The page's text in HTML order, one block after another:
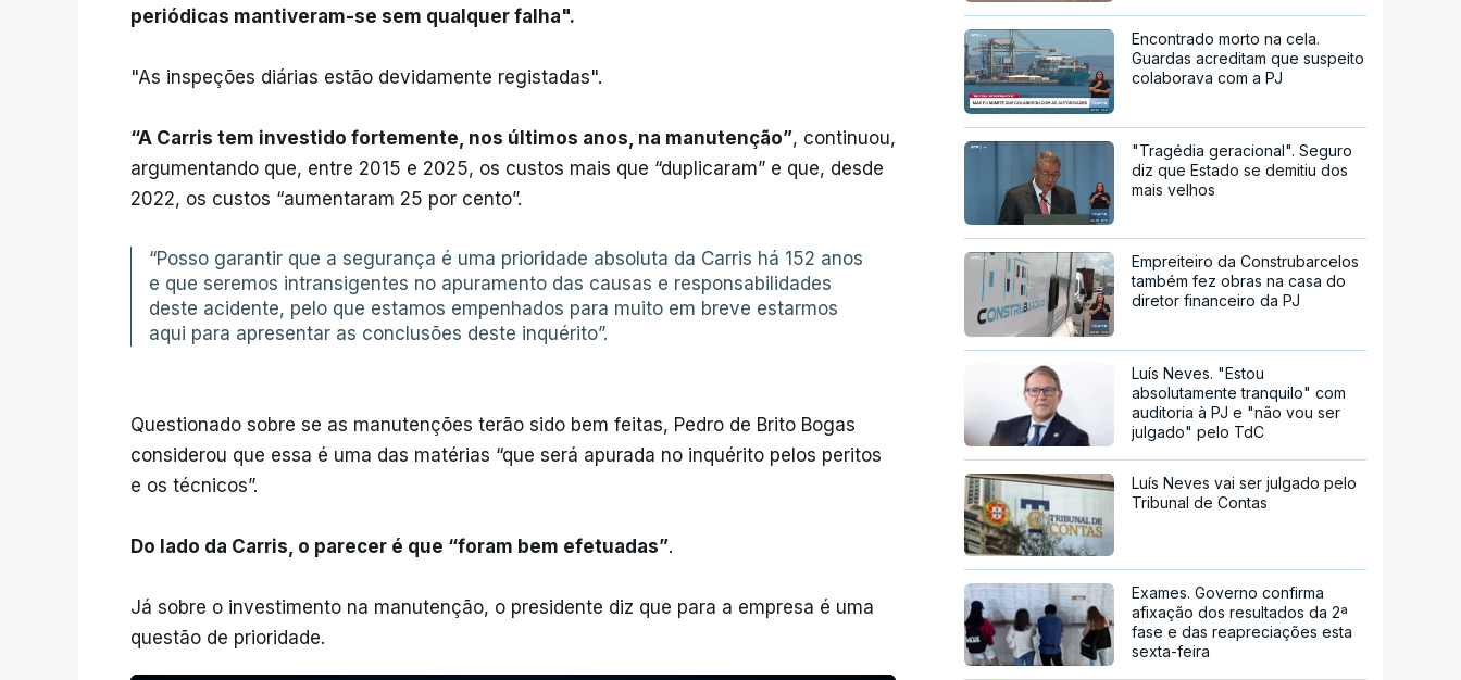
periódicas mantiveram-se sem qualquer falha".
"As inspeções diárias estão devidamente registadas".
“A Carris tem investido fortemente, nos últimos anos, na manutenção”, continuou,
argumentando que, entre 2015 e 2025, os custos mais que “duplicaram” e que, desde
2022, os custos “aumentaram 25 por cento”.
“Posso garantir que a segurança é uma prioridade absoluta da Carris há 152 anos
e que seremos intransigentes no apuramento das causas e responsabilidades
deste acidente, pelo que estamos empenhados para muito em breve estarmos
aqui para apresentar as conclusões deste inquérito”.
Questionado sobre se as manutenções terão sido bem feitas, Pedro de Brito Bogas
considerou que essa é uma das matérias “que será apurada no inquérito pelos peritos
e os técnicos”.
Do lado da Carris, o parecer é que “foram bem efetuadas”.
Já sobre o investimento na manutenção, o presidente diz que para a empresa é uma
questão de prioridade.
Encontrado morto na cela.
Guardas acreditam que suspeito
colaborava com a PJ
"Tragédia geracional". Seguro
diz que Estado se demitiu dos
mais velhos
Empreiteiro da Construbarcelos
também fez obras na casa do
diretor financeiro da PJ
Luís Neves. "Estou
absolutamente tranquilo" com
auditoria à PJ e "não vou ser
julgado" pelo TdC
Luís Neves vai ser julgado pelo
Tribunal de Contas
Exames. Governo confirma
afixação dos resultados da 2ª
fase e das reapreciações esta
sexta-feira